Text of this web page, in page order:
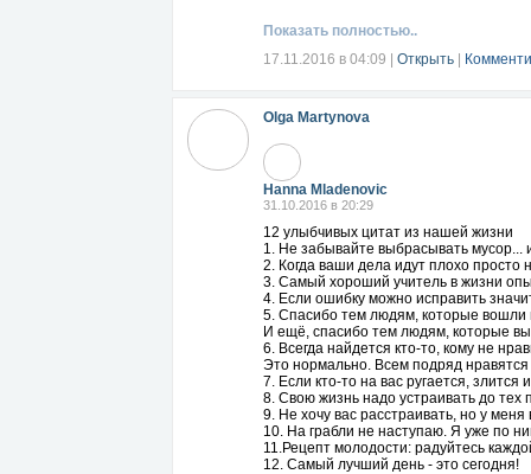
Показать полностью..
17.11.2016 в 04:09
Открыть
Olga Martynova
Hanna Mladenovic
31.10.2016 в 20:29
12 улыбчивых цитат из нашей жизни
1. Не забывайте выбрасывать мусор...
2. Когда ваши дела идут плохо просто
3. Самый хороший учитель в жизни
4. Если ошибку можно исправить
5. Спасибо тем людям, которые вошли
И ещё, спасибо тем людям, которые
6. Всегда найдется кто-то, кому не
Это нормально. Всем подряд нравятся
7. Если кто-то на вас ругается,
8. Свою жизнь надо устраивать до тех
9. Не хочу вас расстраивать, но у
10. На грабли не наступаю. Я уже по
11.Рецепт молодости: радуйтесь
12. Самый лучший день - это сегодня!